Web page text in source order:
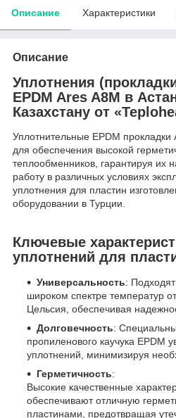
Описание Характеристики
Описание
Уплотнения
EPDM Ares A8М в
Казахстану от
Уплотнительные EPDM
для обеспечения высокой
теплообменников, гарантируя их
работу в различных условиях
уплотнения для пластин
оборудовании в Турции.
Ключевые
уплотнений для
Универсальность:
широком спектре температур
Цельсия, обеспечивая
Долговечность:
пропиленового каучука EPDM
уплотнений, минимизируя
Герметичность:
Высокие качественные
обеспечивают отличную
пластинами, предотвращая